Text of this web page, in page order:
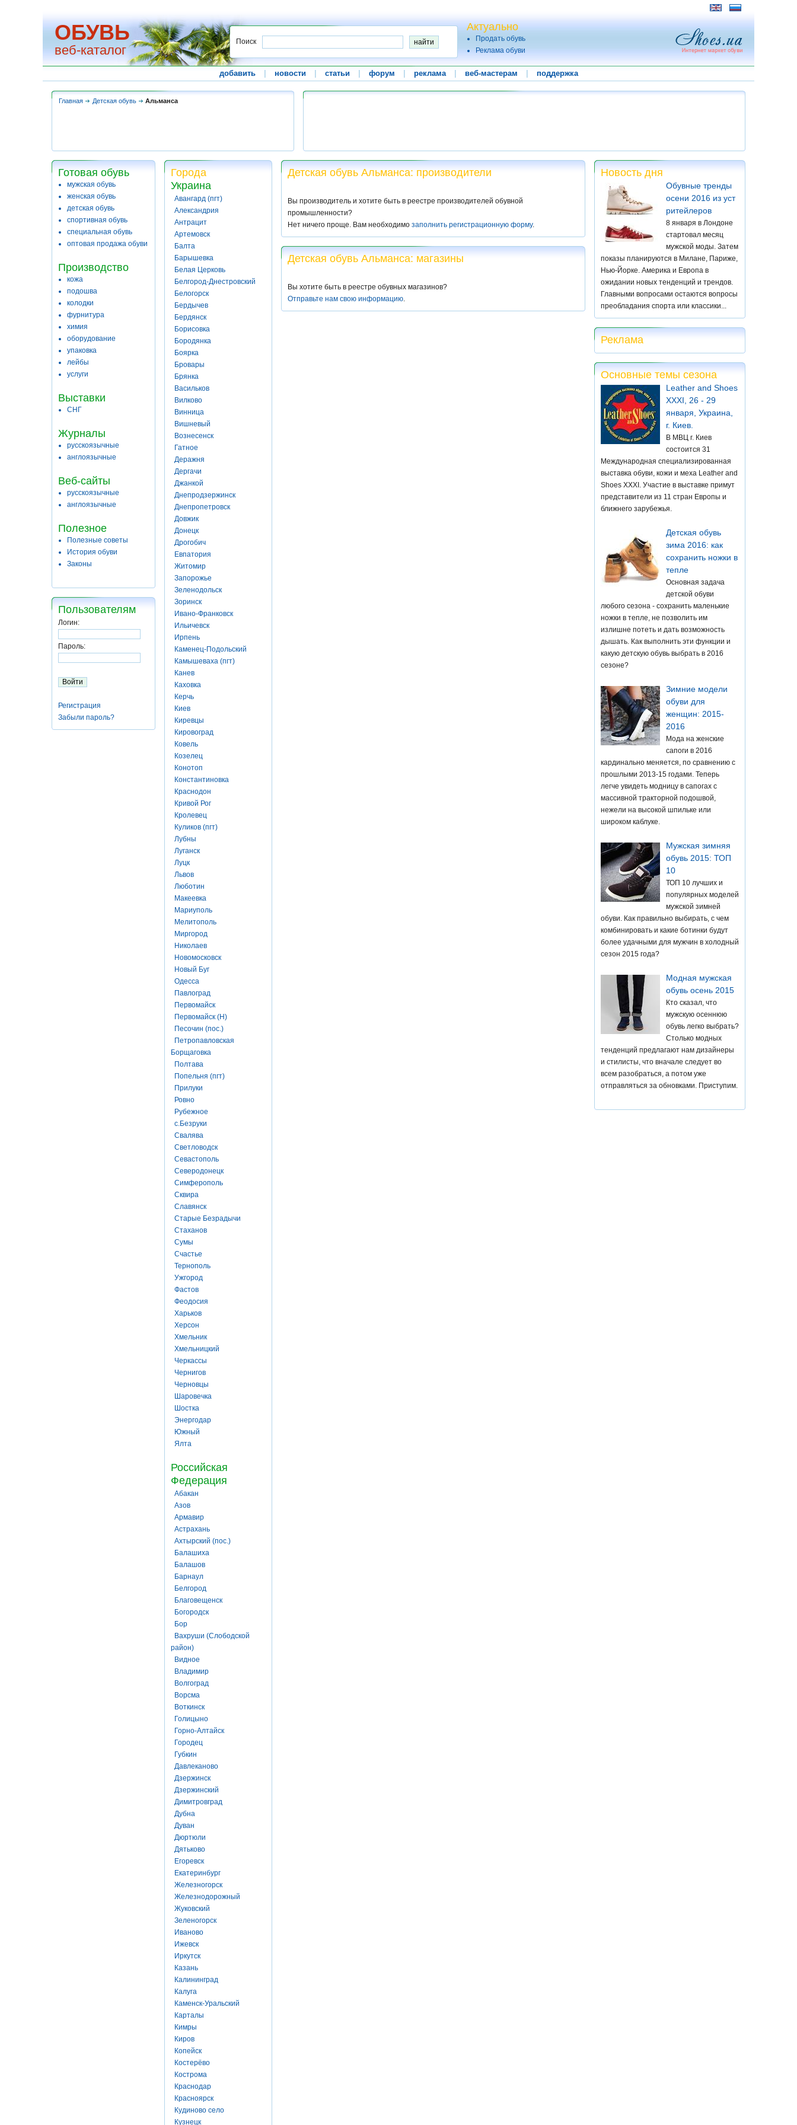
ОБУВЬ
веб-каталог
Поиск
Актуально
Продать обувь
Реклама обуви
добавить новости статьи форум реклама веб-мастерам поддержка
Главная Детская обувь Альманса
Готовая обувь
мужская обувь
женская обувь
детская обувь
спортивная обувь
специальная обувь
оптовая продажа обуви
Производство
кожа
подошва
колодки
фурнитура
химия
оборудование
упаковка
лейбы
услуги
Выставки
СНГ
Журналы
русскоязычные
англоязычные
Веб-сайты
русскоязычные
англоязычные
Полезное
Полезные советы
История обуви
Законы
Пользователям
Логин:
Пароль:
Регистрация
Забыли пароль?
Города
Украина
Авангард (пгт)
Александрия
Антрацит
Артемовск
Балта
Барышевка
Белая Церковь
Белгород-Днестровский
Белогорск
Бердычев
Бердянск
Борисовка
Бородянка
Боярка
Бровары
Брянка
Васильков
Вилково
Винница
Вишневый
Вознесенск
Гатное
Деражня
Дергачи
Джанкой
Днепродзержинск
Днепропетровск
Довжик
Донецк
Дрогобич
Евпатория
Житомир
Запорожье
Зеленодольск
Зоринск
Ивано-Франковск
Ильичевск
Ирпень
Каменец-Подольский
Камышеваха (пгт)
Канев
Каховка
Керчь
Киев
Киревцы
Кировоград
Ковель
Козелец
Конотоп
Константиновка
Краснодон
Кривой Рог
Кролевец
Куликов (пгт)
Лубны
Луганск
Луцк
Львов
Люботин
Макеевка
Мариуполь
Мелитополь
Миргород
Николаев
Новомосковск
Новый Буг
Одесса
Павлоград
Первомайск
Первомайск (Н)
Песочин (пос.)
Петропавловская
Борщаговка
Полтава
Попельня (пгт)
Прилуки
Ровно
Рубежное
с.Безруки
Свалява
Светловодск
Севастополь
Северодонецк
Симферополь
Сквира
Славянск
Старые Безрадычи
Стаханов
Сумы
Счастье
Тернополь
Ужгород
Фастов
Феодосия
Харьков
Херсон
Хмельник
Хмельницкий
Черкассы
Чернигов
Черновцы
Шаровечка
Шостка
Энергодар
Южный
Ялта
Российская
Федерация
Абакан
Азов
Армавир
Астрахань
Ахтырский (пос.)
Балашиха
Балашов
Барнаул
Белгород
Благовещенск
Богородск
Бор
Вахруши (Слободской
район)
Видное
Владимир
Волгоград
Ворсма
Воткинск
Голицыно
Горно-Алтайск
Городец
Губкин
Давлеканово
Дзержинск
Дзержинский
Димитровград
Дубна
Дуван
Дюртюли
Дятьково
Егоревск
Екатеринбург
Железногорск
Железнодорожный
Жуковский
Зеленогорск
Иваново
Ижевск
Иркутск
Казань
Калининград
Калуга
Каменск-Уральский
Карталы
Кимры
Киров
Копейск
Костерёво
Кострома
Краснодар
Красноярск
Кудиново село
Кузнецк
Детская обувь Альманса: производители
Вы производитель и хотите быть в реестре производителей обувной
промышленности?
Нет ничего проще. Вам необходимо заполнить регистрационную форму.
Детская обувь Альманса: магазины
Вы хотите быть в реестре обувных магазинов?
Отправьте нам свою информацию.
Новость дня
Обувные тренды
осени 2016 из уст
ритейлеров
8 января в Лондоне
стартовал месяц
мужской моды. Затем
показы планируются в Милане, Париже,
Нью-Йорке. Америка и Европа в
ожидании новых тенденций и трендов.
Главными вопросами остаются вопросы
преобладания спорта или классики...
Реклама
Основные темы сезона
Leather and Shoes
XXXI, 26 - 29
января, Украина,
г. Киев.
В МВЦ г. Киев
состоится 31
Международная специализированная
выставка обуви, кожи и меха Leather and
Shoes XXXI. Участие в выставке примут
представители из 11 стран Европы и
ближнего зарубежья.
Детская обувь
зима 2016: как
сохранить ножки в
тепле
Основная задача
детской обуви
любого сезона - сохранить маленькие
ножки в тепле, не позволить им
излишне потеть и дать возможность
дышать. Как выполнить эти функции и
какую детскую обувь выбрать в 2016
сезоне?
Зимние модели
обуви для
женщин: 2015-
2016
Мода на женские
сапоги в 2016
кардинально меняется, по сравнению с
прошлыми 2013-15 годами. Теперь
легче увидеть модницу в сапогах с
массивной тракторной подошвой,
нежели на высокой шпильке или
широком каблуке.
Мужская зимняя
обувь 2015: ТОП
10
ТОП 10 лучших и
популярных моделей
мужской зимней
обуви. Как правильно выбирать, с чем
комбинировать и какие ботинки будут
более удачными для мужчин в холодный
сезон 2015 года?
Модная мужская
обувь осень 2015
Кто сказал, что
мужскую осеннюю
обувь легко выбрать?
Столько модных
тенденций предлагают нам дизайнеры
и стилисты, что вначале следует во
всем разобраться, а потом уже
отправляться за обновками. Приступим.